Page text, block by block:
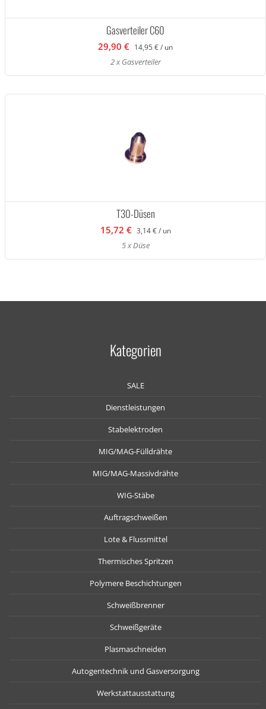
Gasverteiler C60
29,90 € 14,95 € / un
2 x Gasverteiler
T30-Düsen
15,72 € 3,14 € / un
5 x Düse
Kategorien
SALE
Dienstleistungen
Stabelektroden
MIG/MAG-Fülldrähte
MIG/MAG-Massivdrähte
WIG-Stäbe
Auftragschweißen
Lote & Flussmittel
Thermisches Spritzen
Polymere Beschichtungen
Schweißbrenner
Schweißgeräte
Plasmaschneiden
Autogentechnik und Gasversorgung
Werkstattausstattung